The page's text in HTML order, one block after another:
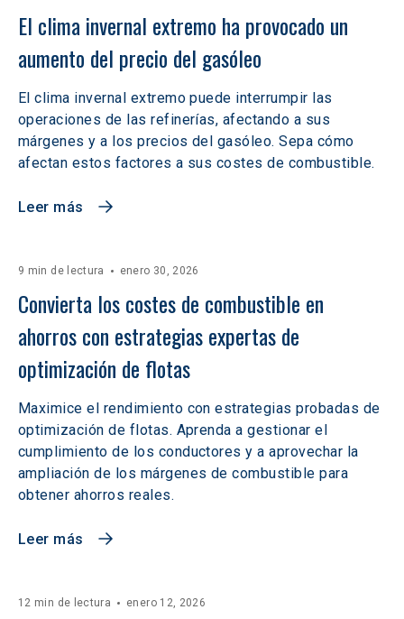
El clima invernal extremo ha provocado un
aumento del precio del gasóleo
El clima invernal extremo puede interrumpir las
operaciones de las refinerías, afectando a sus
márgenes y a los precios del gasóleo. Sepa cómo
afectan estos factores a sus costes de combustible.
Leer más
9 min de lectura enero 30, 2026
Convierta los costes de combustible en
ahorros con estrategias expertas de
optimización de flotas
Maximice el rendimiento con estrategias probadas de
optimización de flotas. Aprenda a gestionar el
cumplimiento de los conductores y a aprovechar la
ampliación de los márgenes de combustible para
obtener ahorros reales.
Leer más
12 min de lectura enero 12, 2026